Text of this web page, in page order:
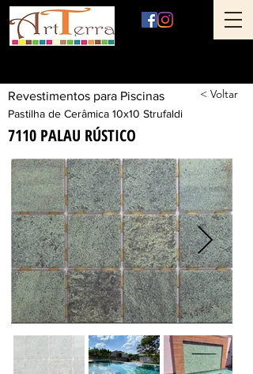
Revestimentos para Piscinas < Voltar
Pastilha de Cerâmica 10x10 Strufaldi
7110 PALAU RÚSTICO